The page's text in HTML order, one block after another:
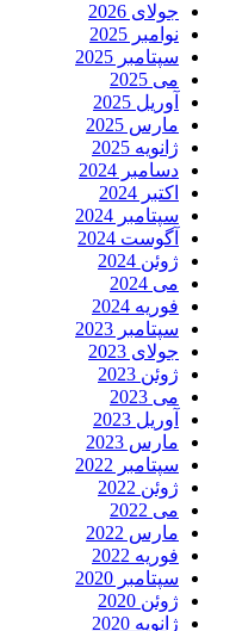
جولای 2026
نوامبر 2025
سپتامبر 2025
می 2025
آوریل 2025
مارس 2025
ژانویه 2025
دسامبر 2024
اکتبر 2024
سپتامبر 2024
آگوست 2024
ژوئن 2024
می 2024
فوریه 2024
سپتامبر 2023
جولای 2023
ژوئن 2023
می 2023
آوریل 2023
مارس 2023
سپتامبر 2022
ژوئن 2022
می 2022
مارس 2022
فوریه 2022
سپتامبر 2020
ژوئن 2020
ژانویه 2020